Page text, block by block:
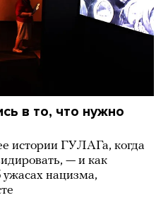
в то, что нужно
истории ГУЛАГа, когда
— и как
ужасах нацизма,